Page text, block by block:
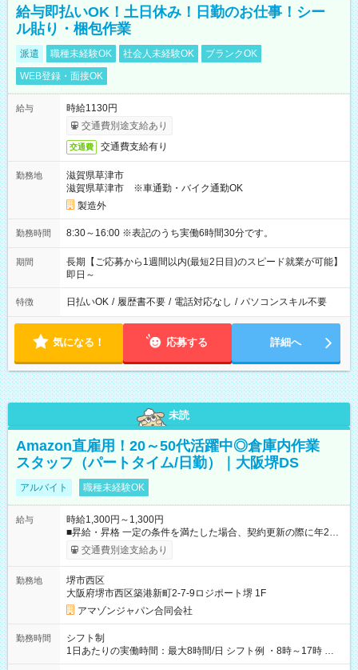
給与即払いOK！土日休み！日勤のお仕事！シー
ル貼り・梱包作業
派遣 職種未経験OK 社会人未経験OK
ブランクOK
WEB登録・面接OK
給与
時給1130円
交通費別途支給あり
交通費 交通費支給有り
勤務地
滋賀県草津市
滋賀県草津市 ※車通勤・バイク通勤OK
製造外
勤務時間 8:30～16:00 ※表記のうち実働6時間30分です。
期間
長期【ご応募から1週間以内(最短2日目)のスピード就業が可能】
即日～
特徴 日払いOK / 履歴書不要 / 電話対応なし / パソコンスキル不要
気になる！ 応募する 詳細へ
未読
Amazon直雇用！20～50代活躍中◎倉庫内作業
スタッフ（パートタイム/日勤）｜大阪堺DS
アルバイト 職種未経験OK
給与
時給1,300円～1,300円
■昇給・昇格 一定の条件を満たした場合、契約更新の際に年2回
まで昇給の機会があります。 ■正社員登用制度あり ※月末締/翌
月25日支払い ※時間外手当、別途支給 ※深夜割増賃金 (22:00～
☆Amazon直雇用で安定して働けます！ 【試用期間】試用期間
あり 試用期間の長さ：1週間 雇用形態、給与は本採用時と同じ
です。
交通費別途支給あり
勤務地
堺市西区
大阪府堺市西区築港新町2-7-9ロジポート堺 1F
アマゾンジャパン合同会社
勤務時間
シフト制
1日あたりの実働時間：最大8時間/日 シフト例 ・8時～17時 ・
12時～21時